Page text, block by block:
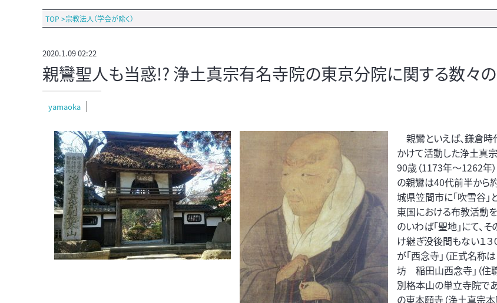
TOP >宗教法人（学会が除く）
2020.1.09 02:22
親鸞聖人も当惑!? 浄土真宗有名寺院の東京分院に関する数々
yamaoka
親鸞といえば、鎌倉
かけて活動した浄土真宗
90歳（1173年～1262年
の親鸞は40代前半から
城県笠間市に「吹雪谷」
東国における布教活動を
のいわば｢聖地」にて、
け継ぎ没後間もない１３
が「西念寺」（正式名称
坊 稲田山西念寺」（住
別格本山の単立寺院で
の東本願寺（浄土真宗本